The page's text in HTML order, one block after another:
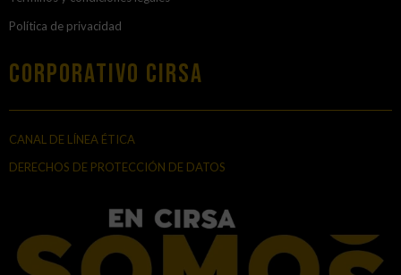
Política de privacidad
Corporativo Cirsa
CANAL DE LÍNEA ÉTICA
DERECHOS DE PROTECCIÓN DE DATOS